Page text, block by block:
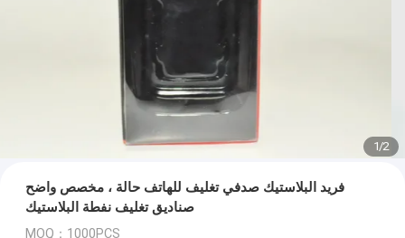
1/2
فريد البلاستيك صدفي تغليف للهاتف حالة ، مخصص واضح
صناديق تغليف نفطة البلاستيك
MOQ：1000PCS